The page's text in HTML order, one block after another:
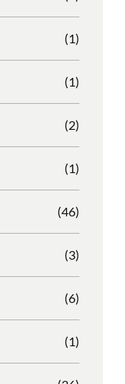
(1)
(1)
(2)
(1)
(46)
(3)
(6)
(1)